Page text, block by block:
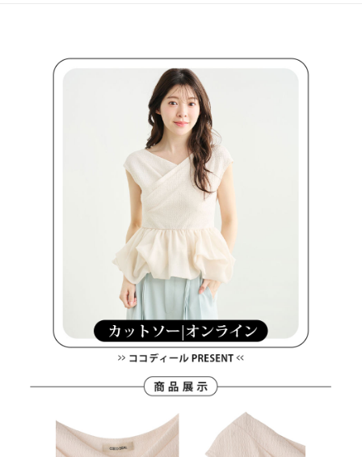
易，需依本服務之必要範圍內提供個人資料，並將交易相關給付款項請求債
權轉讓予恩沛科技股份有限公司。
２．關於個人資料處理事宜，請瀏覽以下網址：
３．未成年的使用者請事先徵得法定代理人或監護人之同意方可使用
「AFTEE先享後付」，若未經同意申辦者引起之損失，本公司不負相關責
４．使用「AFTEE先享後付」時，將依據個別帳號之用戶狀況，依本公司即
時審查核予不同之上限額度；若仍有額度不足之情形，本公司將視審查結果
５．嚴禁一人註冊多個帳號或使用他人資訊註冊。若發現惡意使用之情形，
恩沛科技股份有限公司將有權停止該用戶之使用額度並採取法律行動。